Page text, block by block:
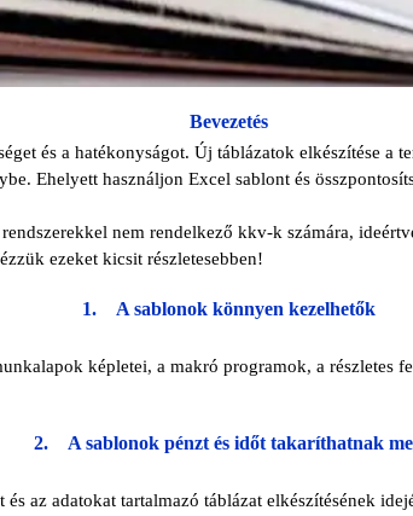
Bevezetés
és a hatékonyságot. Új táblázatok elkészítése a
Ehelyett használjon Excel sablont és
nem rendelkező kkv-k számára,
ezeket kicsit részletesebben!
1. A sablonok könnyen kezelhetők
képletei, a makró programok, a részletes
2. A sablonok pénzt és időt takaríthatnak
az adatokat tartalmazó táblázat elkészítésének